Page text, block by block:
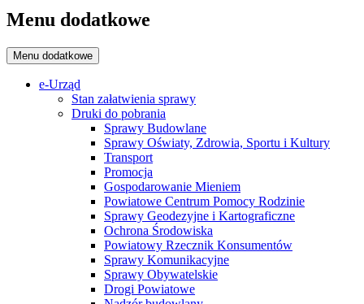
Menu dodatkowe
Menu dodatkowe
e-Urząd
Stan załatwienia sprawy
Druki do pobrania
Sprawy Budowlane
Sprawy Oświaty, Zdrowia, Sportu i Kultury
Transport
Promocja
Gospodarowanie Mieniem
Powiatowe Centrum Pomocy Rodzinie
Sprawy Geodezyjne i Kartograficzne
Ochrona Środowiska
Powiatowy Rzecznik Konsumentów
Sprawy Komunikacyjne
Sprawy Obywatelskie
Drogi Powiatowe